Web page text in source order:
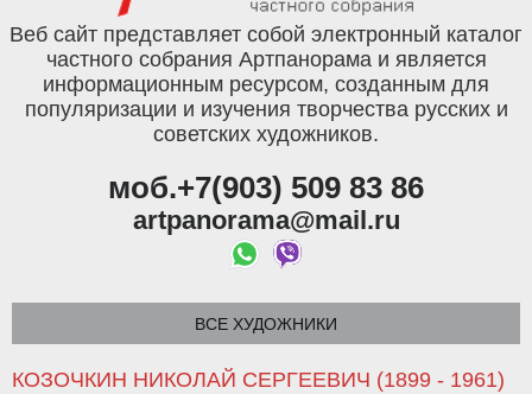
Веб сайт представляет собой электронный каталог
частного собрания Артпанорама и является
информационным ресурсом, созданным для
популяризации и изучения творчества русских и
советских художников.
моб.+7(903) 509 83 86
artpanorama@mail.ru
ВСЕ ХУДОЖНИКИ
КОЗОЧКИН НИКОЛАЙ СЕРГЕЕВИЧ (1899 - 1961)